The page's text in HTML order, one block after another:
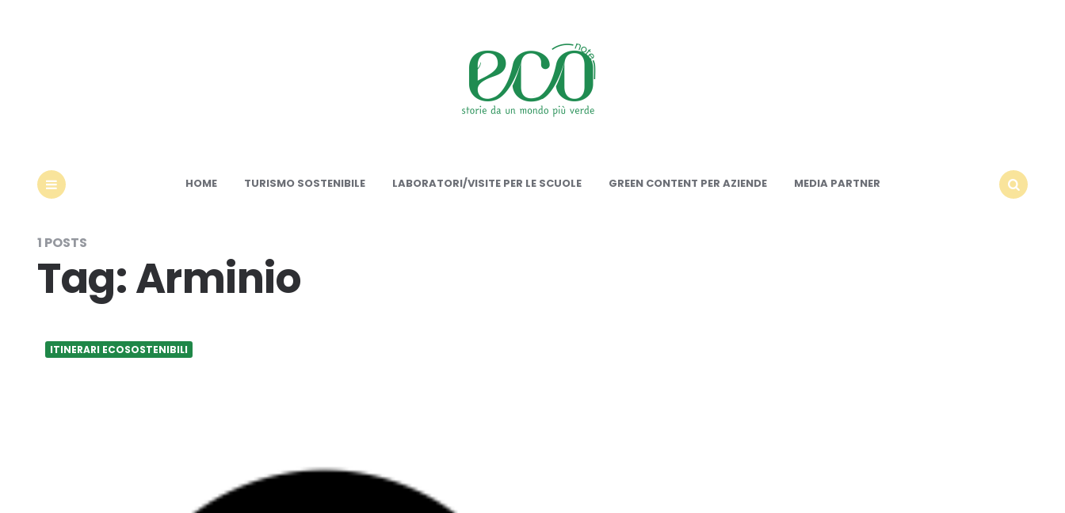
HOME TURISMO SOSTENIBILE LABORATORI/VISITE PER LE SCUOLE GREEN CONTENT PER AZIENDE
MEDIA PARTNER
1 POSTS
Tag:Arminio
ITINERARI ECOSOSTENIBILI